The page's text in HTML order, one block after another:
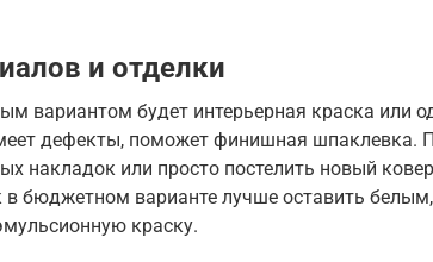
и отделки
вариантом будет интерьерная краска или
дефекты, поможет финишная шпаклевка.
накладок или просто постелить новый
в бюджетном варианте лучше оставить
краску.